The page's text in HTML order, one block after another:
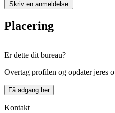
Skriv en anmeldelse
Placering
+
−
Er dette dit bureau?
Overtag profilen og opdater jeres
Få adgang her
Kontakt